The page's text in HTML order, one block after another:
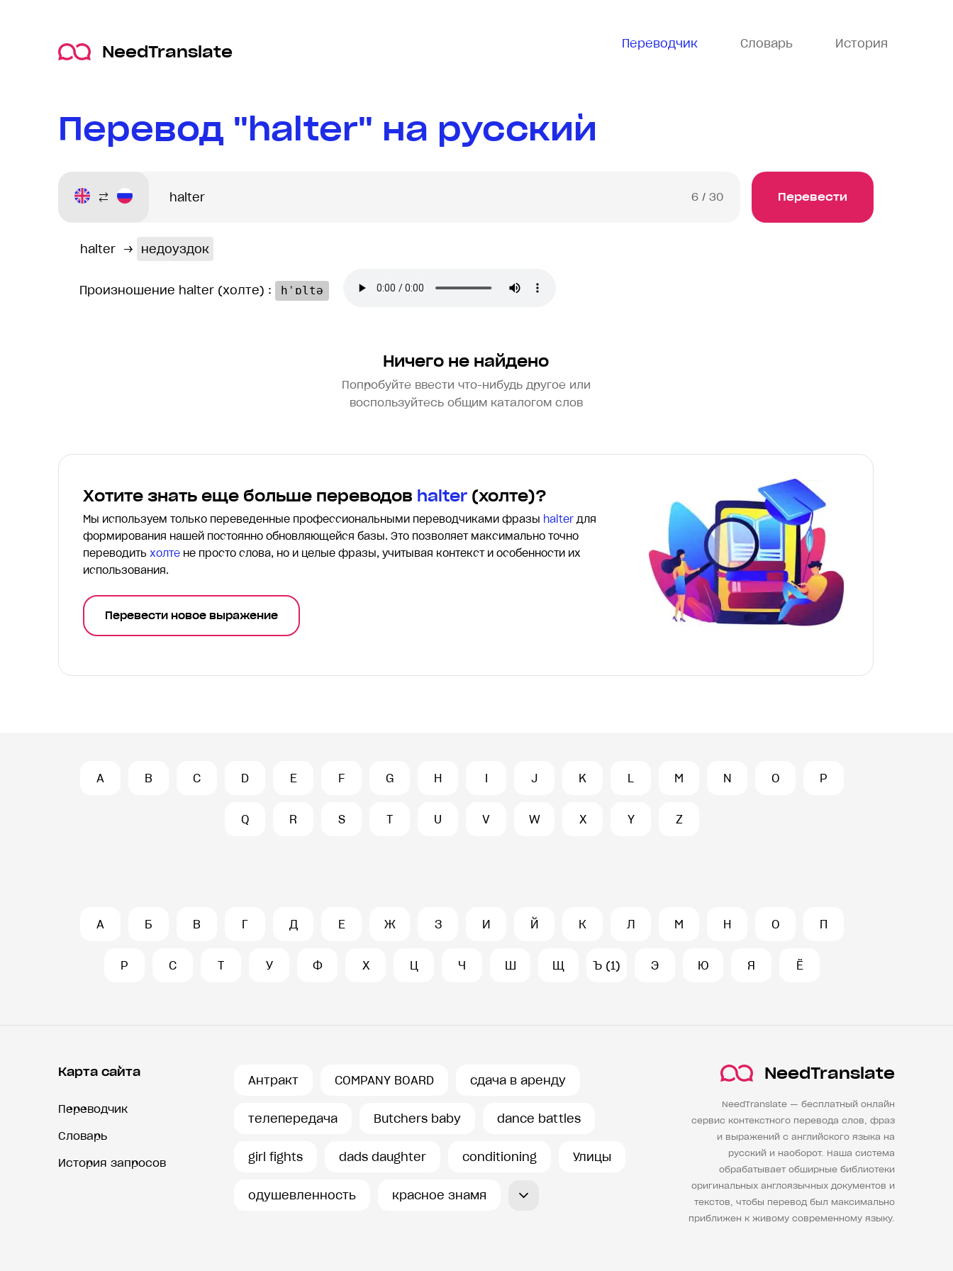
NeedTranslate Переводчик Словарь История
Перевод "halter" на русский
6 / 30 Перевести
halter → недоуздок
Произношение halter (холте) : hˈɒltə
Ничего не найдено
Попробуйте ввести что-нибудь другое или
воспользуйтесь общим каталогом слов
Хотите знать еще больше переводов halter (холте)?
Мы используем только переведенные профессиональными переводчиками фразы halter для
формирования нашей постоянно обновляющейся базы. Это позволяет максимально точно
переводить холте не просто слова, но и целые фразы, учитывая контекст и особенности их
использования.
Перевести новое выражение
A B C D E F G H I J K L M N O P
Q R S T U V W X Y Z
А Б В Г Д Е Ж З И Й К Л М Н О П
Р С Т У Ф Х Ц Ч Ш Щ Ъ (1) Э Ю Я Ё
Карта сайта
Переводчик
Словарь
История запросов
Антракт COMPANY BOARD сдача в аренду
телепередача Butchers baby dance battles
girl fights dads daughter conditioning Улицы
одушевленность красное знамя
NeedTranslate
NeedTranslate — бесплатный онлайн
сервис контекстного перевода слов, фраз
и выражений с английского языка на
русский и наоборот. Наша система
обрабатывает обширные библиотеки
оригинальных англоязычных документов и
текстов, чтобы перевод был максимально
приближен к живому современному языку.